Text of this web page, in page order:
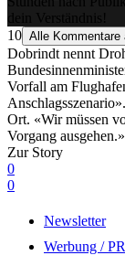
dein Verständnis!
10 Alle Kommentare
Dobrindt nennt
Vorfall am
Ort. «Wir müssen
Vorgang ausgehen.»
Zur Story
0
0
Newsletter
Werbung / PR